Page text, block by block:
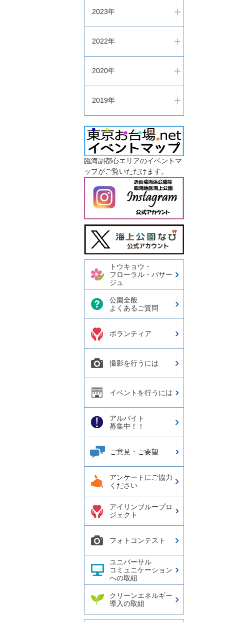
2023年
2022年
2020年
2019年
臨海副都心エリアのイベントマ
ップがご覧いただけます。
今日の東京港埠頭㈱【公式
X】
トウキョウ・
フローラル・パサー
ジュ
公園全般
よくあるご質問
ボランティア
撮影を行うには
イベントを行うには
アルバイト
募集中！！
ご意見・ご要望
アンケートにご協力
ください
アイリンブループロ
ジェクト
フォトコンテスト
ユニバーサル
コミュニケーション
への取組
クリーンエネルギー
導入の取組